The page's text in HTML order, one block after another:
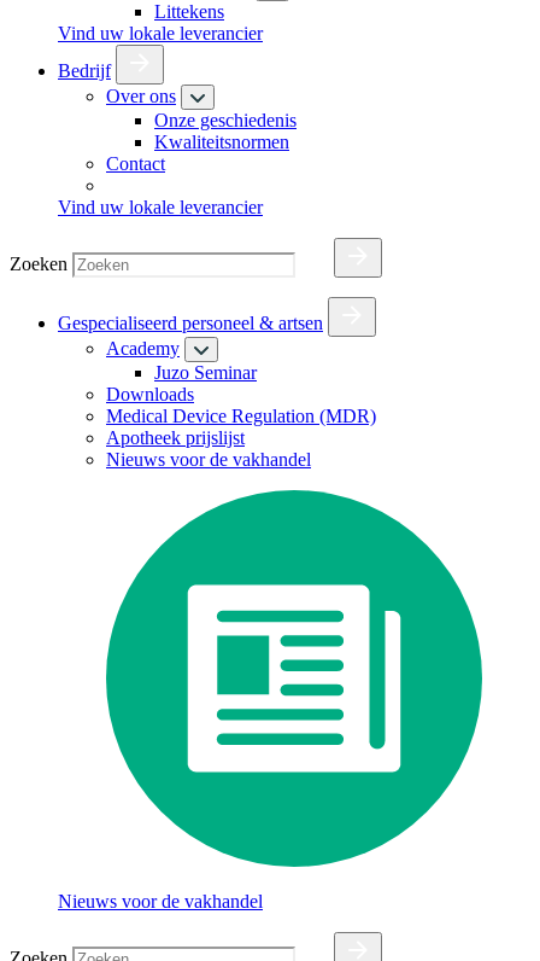
Littekens
Vind uw lokale leverancier
Bedrijf
Over ons
Onze geschiedenis
Kwaliteitsnormen
Contact
Vind uw lokale leverancier
Zoeken
Gespecialiseerd personeel & artsen
Academy
Juzo Seminar
Downloads
Medical Device Regulation (MDR)
Apotheek prijslijst
Nieuws voor de vakhandel
Nieuws voor de vakhandel